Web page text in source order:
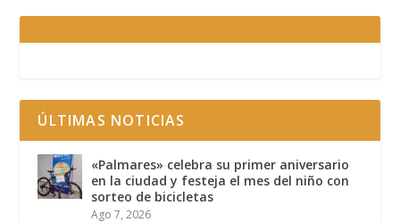
ÚLTIMAS NOTICIAS
«Palmares» celebra su primer aniversario
en la ciudad y festeja el mes del niño con
sorteo de bicicletas
Ago 7, 2026